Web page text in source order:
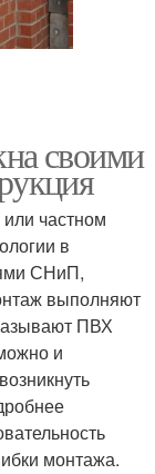
своими
частном
в
СНиП,
выполняют
ПВХ
и
монтажа.